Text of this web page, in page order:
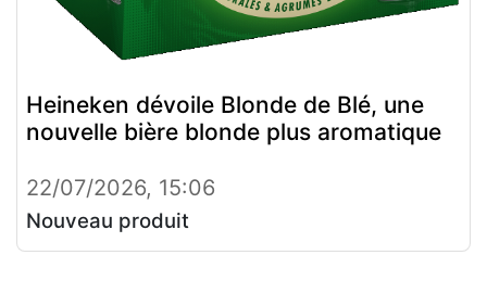
Heineken dévoile Blonde de Blé, une
nouvelle bière blonde plus aromatique
22/07/2026, 15:06
Nouveau produit